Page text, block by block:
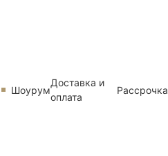
Шоурум
Доставка и
оплата
Рассрочка